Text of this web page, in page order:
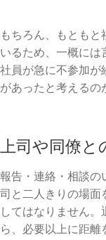
もちろん、もとも
いるため、一概に
社員が急に不参加
があったと考えるの
上司や同僚
報告・連絡・相談の
司と二人きりの場面
してはなりません
ら、必要以上に距離